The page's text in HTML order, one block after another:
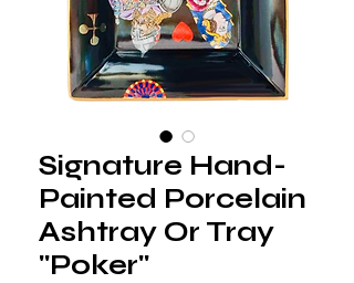
Signature Hand-
Painted Porcelain
Ashtray Or Tray
"Poker"